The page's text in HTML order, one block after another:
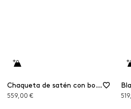
Chaqueta de satén con bordado
559,00 €